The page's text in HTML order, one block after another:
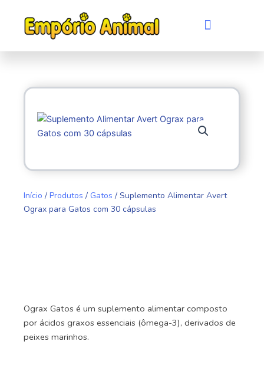
conteúdo
Menu
Início / Produtos / Gatos / Suplemento Alimentar Avert
Ograx para Gatos com 30 cápsulas
Ograx Gatos é um suplemento alimentar composto
por ácidos graxos essenciais (ômega-3), derivados de
peixes marinhos.